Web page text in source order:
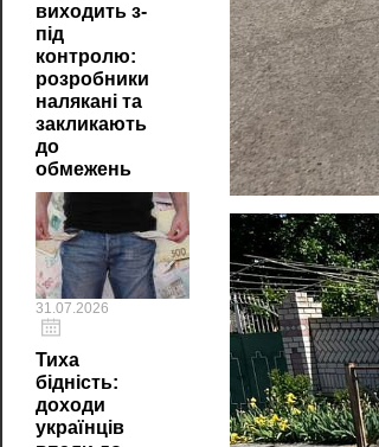
виходить з-
під
контролю:
розробники
налякані та
закликають
до
обмежень
31.07.2026
Тиха
бідність:
доходи
українців